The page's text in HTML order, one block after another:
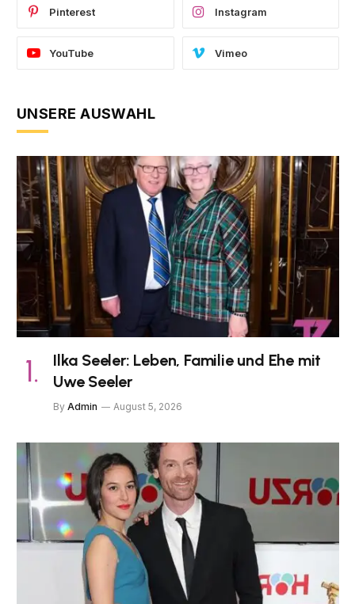
Pinterest Instagram
YouTube Vimeo
UNSERE AUSWAHL
Ilka Seeler: Leben, Familie und Ehe mit
Uwe Seeler
By Admin August 5, 2026